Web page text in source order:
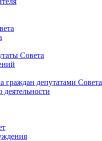
Совета
граждан депутатами Совета